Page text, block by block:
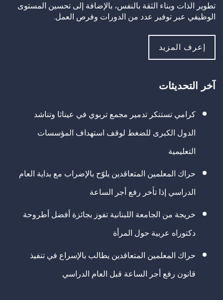
تطوير الذات وبناء الثقة بالنفس، بالإضافة إلى تحسين المستوى
الوظيفي عبر توفير عدد من الدورات وفرص العمل.
إعرف المزيد
آخر التحديثات
كرامي تستنكر تدمير مجمع تربوي في عيناثا وتناشد
الدول الكبرى للضغط لوقف استهداف المؤسسات
التعليمية
حراك المعلمين المتعاقدين يلوّح بالإضراب مع بداية العام
الدراسي إذا تأخر رفع أجر الساعة
خريجة من الجامعة اللبنانية تفوز بجائزة أفضل أطروحة
دكتوراه عربية حول المرأة
حراك المعلمين المتعاقدين يطالب بالإسراع في تنفيذ
قانون رفع أجر الساعة قبل العام الدراسي